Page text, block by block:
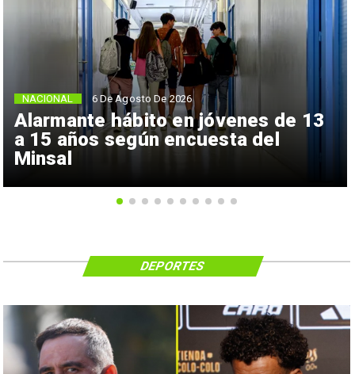
Alarmante hábito en jóvenes de 13
a 15 años según encuesta del
Minsal
NACIONAL 6 De Agosto De 2026
DEPORTES